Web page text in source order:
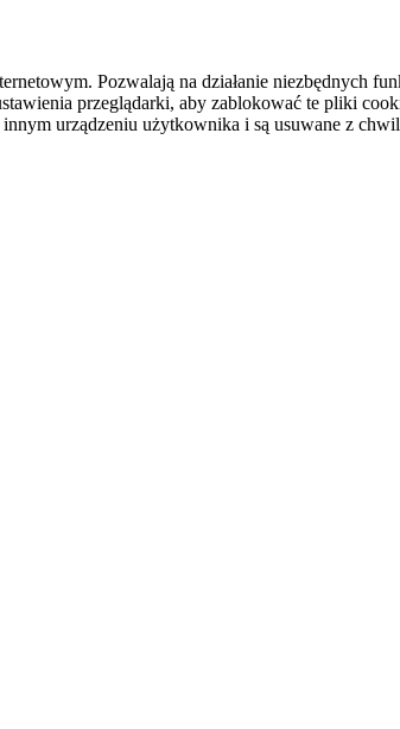
Pozwalają na działanie niezbędnych
przeglądarki, aby zablokować te pliki
urządzeniu użytkownika i są usuwane z